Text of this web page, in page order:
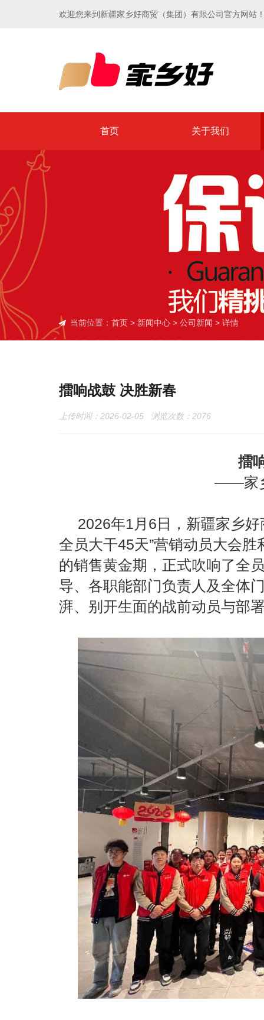
欢迎您来到新疆家乡好商贸（集团）有限公司官方网站
首页 关于我们
当前位置： 首页 > 新闻中心 > 公司新闻 > 详情
擂响战鼓 决胜新春
上传时间：2026-02-05 浏览次数： 2076
擂
——家
2026年1月6日，新疆家乡
全员大干45天”营销动员大会
的销售黄金期，正式吹响了全
导、各职能部门负责人及全体
湃、别开生面的战前动员与部